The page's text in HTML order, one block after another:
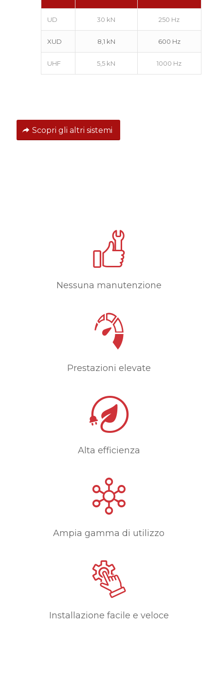
UD 30 kN 250 Hz
XUD 8,1 kN 600 Hz
UHF 5,5 kN 1000 Hz
Scopri gli altri sistemi
Nessuna manutenzione
Prestazioni elevate
Alta efficienza
Ampia gamma di utilizzo
Installazione facile e veloce